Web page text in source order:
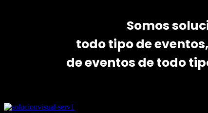
Somos
todo tipo de
de eventos de todo